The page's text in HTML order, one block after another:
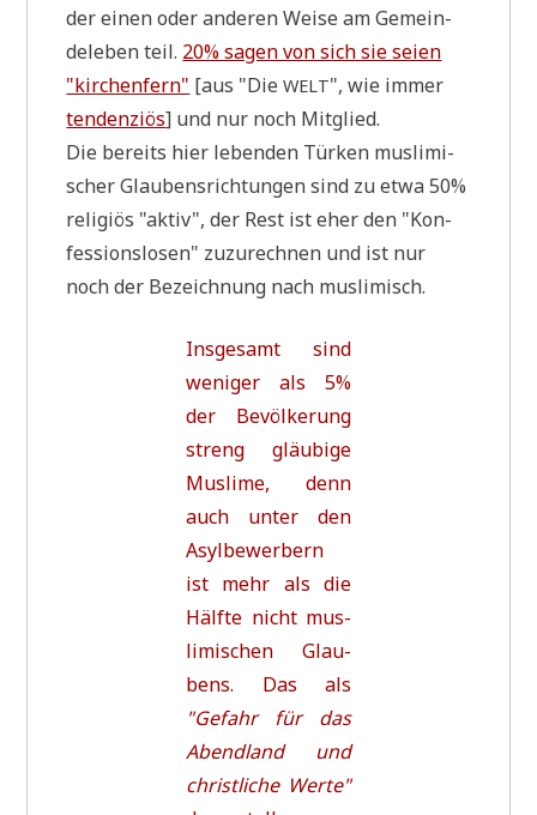
der einen oder ande­ren Wei­se am Gemein­
de­le­ben teil. 20% sagen von sich sie sei­en
"kir­chen­fern" [aus "DieWELT", wie immer
ten­den­zi­ös] und nur noch Mitglied.
Die bereits hier leben­den Tür­ken mus­li­mi­
scher Glau­bens­rich­tun­gen sind zu etwa 50%
reli­gi­ös "aktiv", der Rest ist eher den "Kon­
fes­si­ons­lo­sen" zuzu­rech­nen und ist nur
noch der Bezeich­nung nach muslimisch.
Ins­ge­samt sind
weni­ger als 5%
der Bevöl­ke­rung
streng gläu­bi­ge
Mus­li­me, denn
auch unter den
Asyl­be­wer­bern
ist mehr als die
Hälf­te nicht mus­
li­mi­schen Glau­
bens. Das als
"Gefahr für das
Abend­land und
christ­li­che Wer­te"